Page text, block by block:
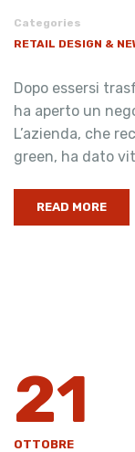
Categories
RETAIL DESIGN &
Dopo essersi
ha aperto un
L’azienda, che
green, ha dato
READ MORE
21
OTTOBRE